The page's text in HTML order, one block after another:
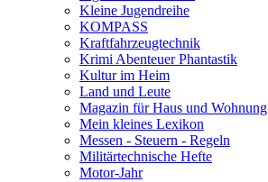
Kleine Jugendreihe
KOMPASS
Kraftfahrzeugtechnik
Krimi Abenteuer Phantastik
Kultur im Heim
Land und Leute
Magazin für Haus und Wohnung
Mein kleines Lexikon
Messen - Steuern - Regeln
Militärtechnische Hefte
Motor-Jahr